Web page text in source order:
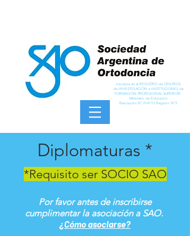
Inscripta en el REGISTRO de CENTROS
de INVESTIGACIÓN e INSTITUCIONES de
FORMACIÓN PROFESIONAL SUPERIOR.
Ministerio de Educación
Resolución Nº 2147/13 Registro Nº3
Diplomaturas *
*Requisito ser SOCIO SAO
Por favor antes de inscribirse
cumplimentar la asociación a SAO.
¿Cómo asociarse?